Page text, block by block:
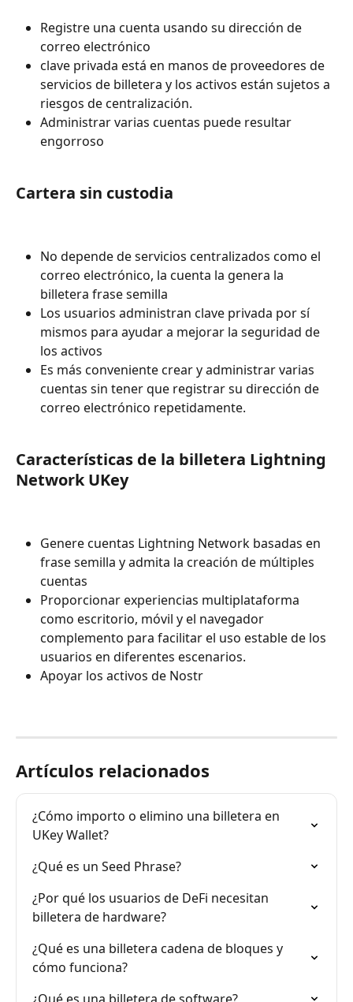
Registre una cuenta usando su dirección de
correo electrónico
clave privada está en manos de proveedores de
servicios de billetera y los activos están sujetos a
riesgos de centralización.
Administrar varias cuentas puede resultar
engorroso
Cartera sin custodia
No depende de servicios centralizados como el
correo electrónico, la cuenta la genera la
billetera frase semilla
Los usuarios administran clave privada por sí
mismos para ayudar a mejorar la seguridad de
los activos
Es más conveniente crear y administrar varias
cuentas sin tener que registrar su dirección de
correo electrónico repetidamente.
Características de la billetera Lightning
Network UKey
Genere cuentas Lightning Network basadas en
frase semilla y admita la creación de múltiples
cuentas
Proporcionar experiencias multiplataforma
como escritorio, móvil y el navegador
complemento para facilitar el uso estable de los
usuarios en diferentes escenarios.
Apoyar los activos de Nostr
Artículos relacionados
¿Cómo importo o elimino una billetera en
UKey Wallet?
¿Qué es un Seed Phrase?
¿Por qué los usuarios de DeFi necesitan
billetera de hardware?
¿Qué es una billetera cadena de bloques y
cómo funciona?